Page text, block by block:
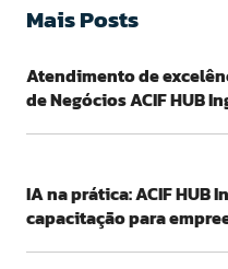
Mais Posts
Atendimento de
de Negócios ACIF HUB
IA na prática: ACIF HUB
capacitação para